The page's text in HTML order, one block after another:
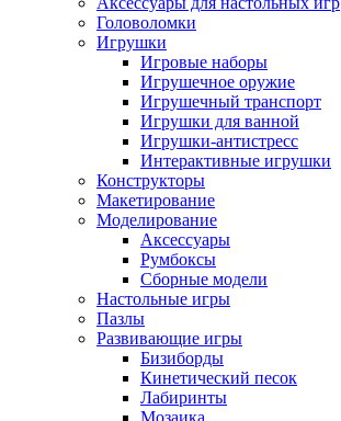
Головоломки
Игрушки
Игровые наборы
Игрушечное оружие
Игрушечный транспорт
Игрушки для ванной
Игрушки-антистресс
Интерактивные игрушки
Конструкторы
Макетирование
Моделирование
Аксессуары
Румбоксы
Сборные модели
Настольные игры
Пазлы
Развивающие игры
Бизиборды
Кинетический песок
Лабиринты
Мозаика